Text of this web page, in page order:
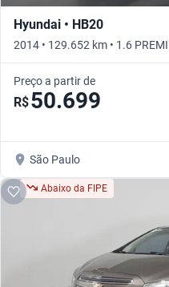
Hyundai • HB20
2014 • 129.652 km • 1.6
Preço a partir de
R$50.699
São Paulo
Abaixo da FIPE